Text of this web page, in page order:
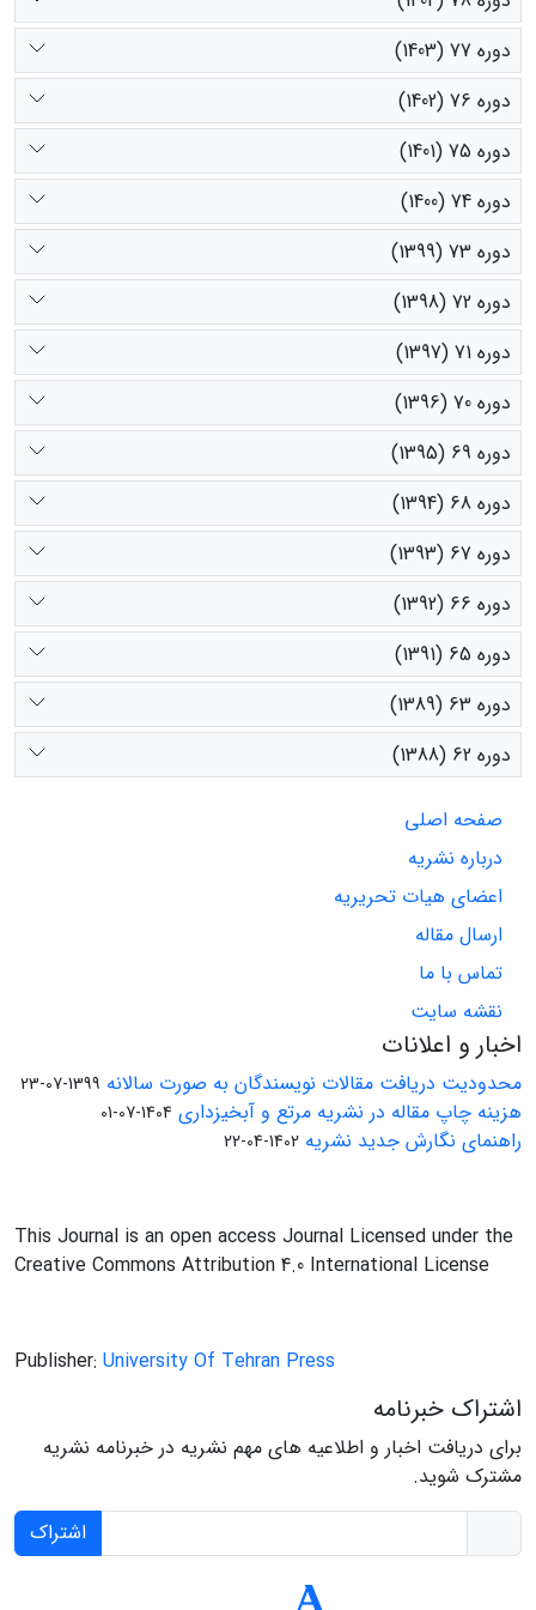
دوره 77 (1403)
دوره 76 (1402)
دوره 75 (1401)
دوره 74 (1400)
دوره 73 (1399)
دوره 72 (1398)
دوره 71 (1397)
دوره 70 (1396)
دوره 69 (1395)
دوره 68 (1394)
دوره 67 (1393)
دوره 66 (1392)
دوره 65 (1391)
دوره 63 (1389)
دوره 62 (1388)
صفحه اصلی
درباره نشریه
اعضای هیات تحریریه
ارسال مقاله
تماس با ما
نقشه سایت
اخبار و اعلانات
محدودیت دریافت مقالات نویسندگان به صورت سالانه 1399-07-23
هزینه چاپ مقاله در نشریه مرتع و آبخیزداری 1404-07-01
راهنمای نگارش جدید نشریه 1402-04-22
This Journal is an open access Journal Licensed under the
Creative Commons Attribution 4.0 International License
Publisher: University Of Tehran Press
اشتراک خبرنامه
برای دریافت اخبار و اطلاعیه های مهم نشریه در خبرنامه نشریه
مشترک شوید.
اشتراک